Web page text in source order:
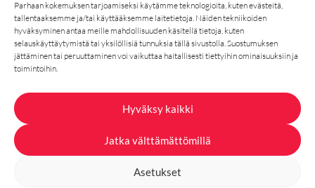
Parhaan kokemuksen tarjoamiseksi käytämme teknologioita, kuten evästeitä,
tallentaaksemme ja/tai käyttääksemme laitetietoja. Näiden tekniikoiden
hyväksyminen antaa meille mahdollisuuden käsitellä tietoja, kuten
selauskäyttäytymistä tai yksilöllisiä tunnuksia tällä sivustolla. Suostumuksen
jättäminen tai peruuttaminen voi vaikuttaa haitallisesti tiettyihin ominaisuuksiin ja
toimintoihin.
Hyväksy kaikki
Jatka välttämättömillä
Asetukset
Annan luvan tallentaa tietoni uutiskirjeen
lähettämistä varten
Laajat maksutavat: kotimaiset
verkkopankit, pankki- ja luottokortit, ym.